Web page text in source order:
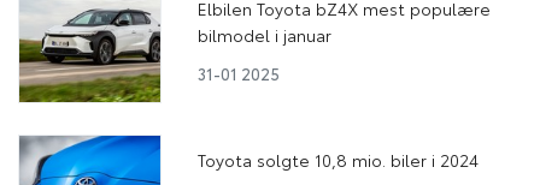
Elbilen Toyota bZ4X mest populære
bilmodel i januar
31-01 2025
Toyota solgte 10,8 mio. biler i 2024